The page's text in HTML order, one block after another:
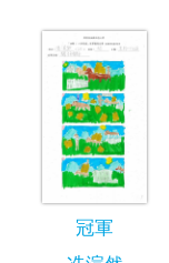
冠軍